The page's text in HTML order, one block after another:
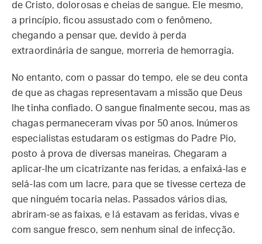
de Cristo, dolorosas e cheias de sangue. Ele mesmo,
a princípio, ficou assustado com o fenômeno,
chegando a pensar que, devido à perda
extraordinária de sangue, morreria de hemorragia.
No entanto, com o passar do tempo, ele se deu conta
de que as chagas representavam a missão que Deus
lhe tinha confiado. O sangue finalmente secou, mas as
chagas permaneceram vivas por 50 anos. Inúmeros
especialistas estudaram os estigmas do Padre Pio,
posto à prova de diversas maneiras. Chegaram a
aplicar-lhe um cicatrizante nas feridas, a enfaixá-las e
selá-las com um lacre, para que se tivesse certeza de
que ninguém tocaria nelas. Passados vários dias,
abriram-se as faixas, e lá estavam as feridas, vivas e
com sangue fresco, sem nenhum sinal de infecção.